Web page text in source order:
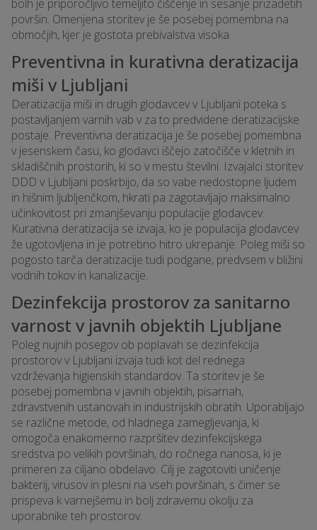
bolh je priporočljivo temeljito čiščenje in sesanje prizadetih
površin. Omenjena storitev je še posebej pomembna na
območjih, kjer je gostota prebivalstva visoka.
Preventivna in kurativna deratizacija
miši v Ljubljani
Deratizacija miši in drugih glodavcev v Ljubljani poteka s
postavljanjem varnih vab v za to predvidene deratizacijske
postaje. Preventivna deratizacija je še posebej pomembna
v jesenskem času, ko glodavci iščejo zatočišče v kletnih in
skladiščnih prostorih, ki so v mestu številni. Izvajalci storitev
DDD v Ljubljani poskrbijo, da so vabe nedostopne ljudem
in hišnim ljubljenčkom, hkrati pa zagotavljajo maksimalno
učinkovitost pri zmanjševanju populacije glodavcev.
Kurativna deratizacija se izvaja, ko je populacija glodavcev
že ugotovljena in je potrebno hitro ukrepanje. Poleg miši so
pogosto tarča deratizacije tudi podgane, predvsem v bližini
vodnih tokov in kanalizacije.
Dezinfekcija prostorov za sanitarno
varnost v javnih objektih Ljubljane
Poleg nujnih posegov ob poplavah se dezinfekcija
prostorov v Ljubljani izvaja tudi kot del rednega
vzdrževanja higienskih standardov. Ta storitev je še
posebej pomembna v javnih objektih, pisarnah,
zdravstvenih ustanovah in industrijskih obratih. Uporabljajo
se različne metode, od hladnega zamegljevanja, ki
omogoča enakomerno razpršitev dezinfekcijskega
sredstva po velikih površinah, do ročnega nanosa, ki je
primeren za ciljano obdelavo. Cilj je zagotoviti uničenje
bakterij, virusov in plesni na vseh površinah, s čimer se
prispeva k varnejšemu in bolj zdravemu okolju za
uporabnike teh prostorov.